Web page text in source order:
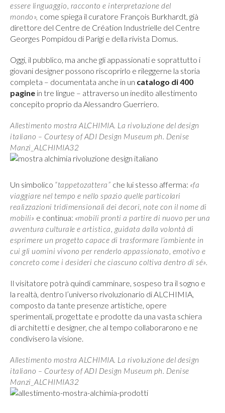
essere linguaggio, racconto e interpretazione del
mondo», come spiega il curatore François Burkhardt, già
direttore del Centre de Création Industrielle del Centre
Georges Pompidou di Parigi e della rivista Domus.
Oggi, il pubblico, ma anche gli appassionati e soprattutto i
giovani designer possono riscoprirlo e rileggerne la storia
completa – documentata anche in un catalogo di 400
pagine in tre lingue – attraverso un inedito allestimento
concepito proprio da Alessandro Guerriero.
Allestimento mostra ALCHIMIA. La rivoluzione del design
italiano – Courtesy of ADI Design Museum ph. Denise
Manzi_ALCHIMIA32
Un simbolico “tappetozattera” che lui stesso afferma: «fa
viaggiare nel tempo e nello spazio quelle particolari
realizzazioni tridimensionali dei decori, note con il nome di
mobili» e continua: «mobili pronti a partire di nuovo per una
avventura culturale e artistica, guidata dalla volontà di
esprimere un progetto capace di trasformare l’ambiente in
cui gli uomini vivono per renderlo appassionato, emotivo e
concreto come i desideri che ciascuno coltiva dentro di sé».
Il visitatore potrà quindi camminare, sospeso tra il sogno e
la realtà, dentro l’universo rivoluzionario di ALCHIMIA,
composto da tante presenze artistiche, opere
sperimentali, progettate e prodotte da una vasta schiera
di architetti e designer, che al tempo collaborarono e ne
condivisero la visione.
Allestimento mostra ALCHIMIA. La rivoluzione del design
italiano – Courtesy of ADI Design Museum ph. Denise
Manzi_ALCHIMIA32